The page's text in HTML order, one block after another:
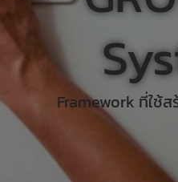
Framework ที่ใช้